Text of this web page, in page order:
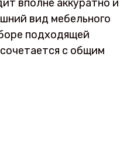
вполне аккуратно и
вид мебельного
подходящей
с общим